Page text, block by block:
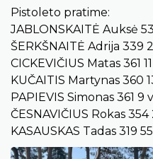
Pistoleto pratime:
JABLONSKAITĖ Auksė
ŠERKŠNAITĖ Adrija 339
CICKEVIČIUS Matas 361
KUČAITIS Martynas 360
PAPIEVIS Simonas 361 9
ČESNAVIČIUS Rokas
KASAUSKAS Tadas 319